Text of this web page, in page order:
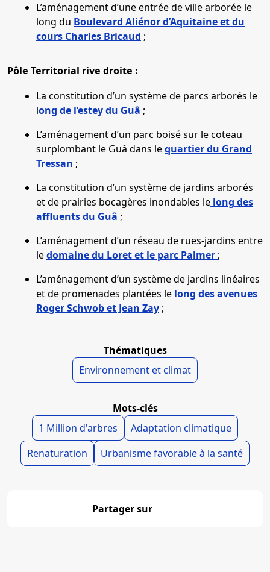
L’aménagement d’une entrée de ville arborée le
long du Boulevard Aliénor d’Aquitaine et du
cours Charles Bricaud ;
Pôle Territorial rive droite :
La constitution d’un système de parcs arborés le
long de l’estey du Guâ ;
L’aménagement d’un parc boisé sur le coteau
surplombant le Guâ dans lequartier du Grand
Tressan ;
La constitution d’un système de jardins arborés
et de prairies bocagères inondables le long des
affluents du Guâ ;
L’aménagement d’un réseau de rues-jardins entre
ledomaine du Loret et le parc Palmer ;
L’aménagement d’un système de jardins linéaires
et de promenades plantées le long des avenues
Roger Schwob et Jean Zay ;
Thématiques
Environnement et climat
Mots-clés
1 Million d'arbres
Adaptation climatique
Renaturation
Urbanisme favorable à la santé
Partager sur